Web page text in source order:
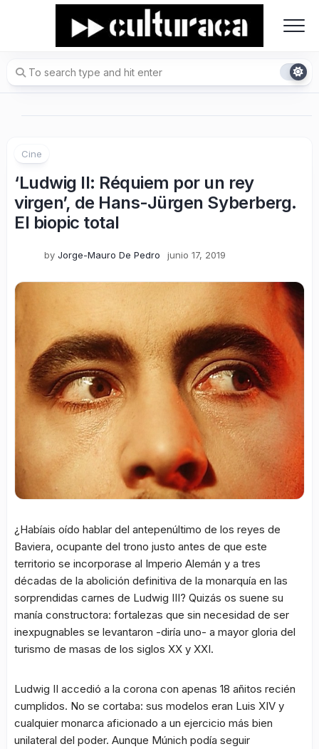
Cine
‘Ludwig II: Réquiem por un rey
virgen’, de Hans-Jürgen Syberberg.
El biopic total
by Jorge-Mauro De Pedro junio 17, 2019
¿Habíais oído hablar del antepenúltimo de los reyes de
Baviera, ocupante del trono justo antes de que este
territorio se incorporase al Imperio Alemán y a tres
décadas de la abolición definitiva de la monarquía en las
sorprendidas carnes de Ludwig III? Quizás os suene su
manía constructora: fortalezas que sin necesidad de ser
inexpugnables se levantaron -diría uno- a mayor gloria del
turismo de masas de los siglos XX y XXI.
Ludwig II accedió a la corona con apenas 18 añitos recién
cumplidos. No se cortaba: sus modelos eran Luis XIV y
cualquier monarca aficionado a un ejercicio más bien
unilateral del poder. Aunque Múnich podía seguir